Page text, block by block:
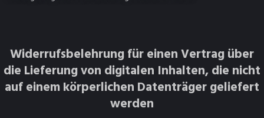
Widerrufsbelehrung für einen Vertrag über
die Lieferung von digitalen Inhalten, die nicht
auf einem körperlichen Datenträger geliefert
werden